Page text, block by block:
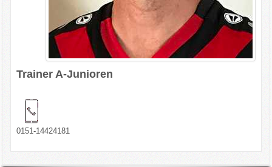
Trainer A-Junioren
0151-14424181